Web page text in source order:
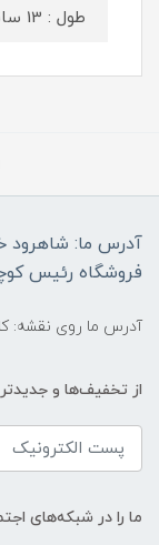
طول : 13 سانتی متر
آدرس ما: شاهرود
فروشگاه رئیس
آدرس ما روی نقشه:
از تخفیف‌ها و
ما را در شبکه‌های